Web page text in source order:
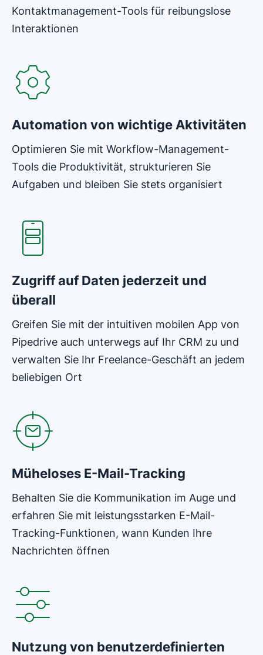
Kontaktmanagement-Tools für reibungslose
Interaktionen
Automation von wichtige Aktivitäten
Optimieren Sie mit Workflow-Management-
Tools die Produktivität, strukturieren Sie
Aufgaben und bleiben Sie stets organisiert
Zugriff auf Daten jederzeit und
überall
Greifen Sie mit der intuitiven mobilen App von
Pipedrive auch unterwegs auf Ihr CRM zu und
verwalten Sie Ihr Freelance-Geschäft an jedem
beliebigen Ort
Müheloses E-Mail-Tracking
Behalten Sie die Kommunikation im Auge und
erfahren Sie mit leistungsstarken E-Mail-
Tracking-Funktionen, wann Kunden Ihre
Nachrichten öffnen
Nutzung von benutzerdefinierten